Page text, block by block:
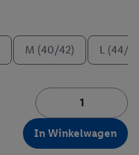
M (40/42) L (44/
In Winkelwagen